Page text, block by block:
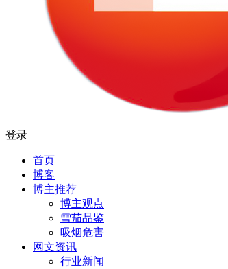
登录
首页
博客
博主推荐
博主观点
雪茄品鉴
吸烟危害
网文资讯
行业新闻